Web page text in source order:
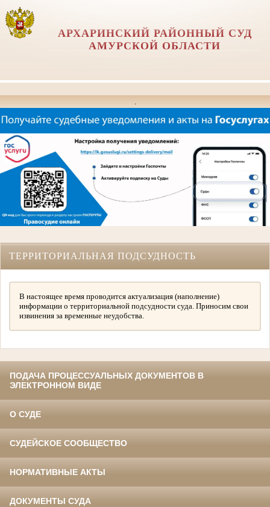
АРХАРИНСКИЙ РАЙОННЫЙ СУД
АМУРСКОЙ ОБЛАСТИ
.
ТЕРРИТОРИАЛЬНАЯ ПОДСУДНОСТЬ
В настоящее время проводится актуализация (наполнение)
информации о территориальной подсудности суда. Приносим свои
извинения за временные неудобства.
ПОДАЧА ПРОЦЕССУАЛЬНЫХ ДОКУМЕНТОВ В
ЭЛЕКТРОННОМ ВИДЕ
О СУДЕ
СУДЕЙСКОЕ СООБЩЕСТВО
НОРМАТИВНЫЕ АКТЫ
ДОКУМЕНТЫ СУДА